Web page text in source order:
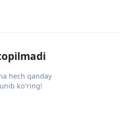
hech qanday
ko‘ring!